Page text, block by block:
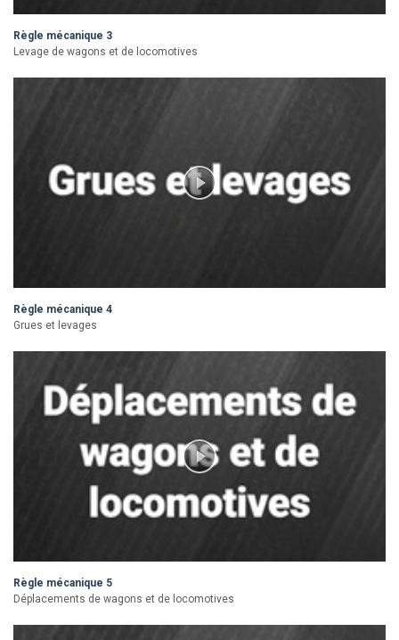
Règle mécanique 3
Levage de wagons et de locomotives
Règle mécanique 4
Grues et levages
Règle mécanique 5
Déplacements de wagons et de locomotives